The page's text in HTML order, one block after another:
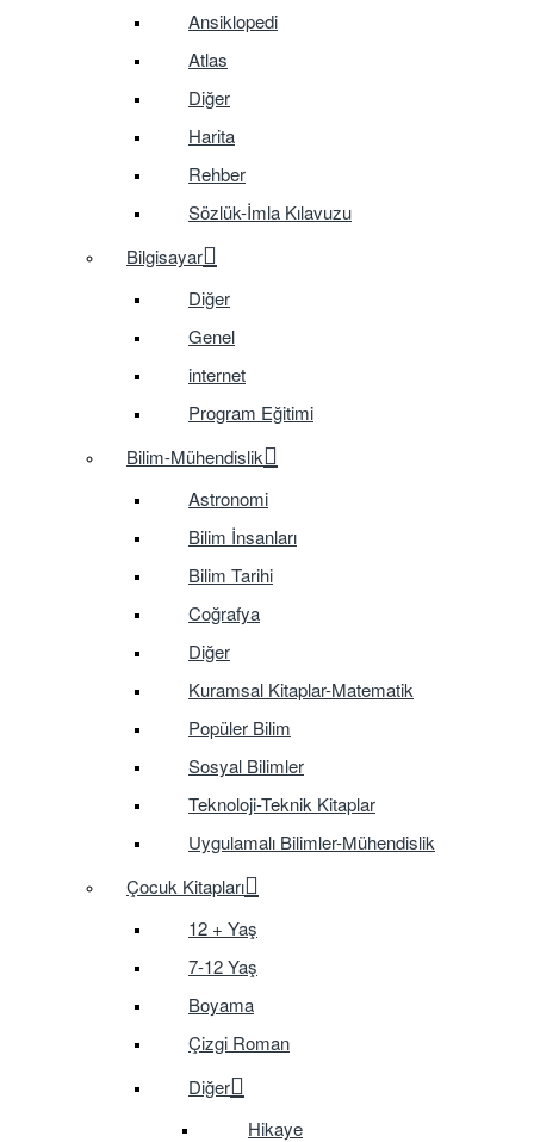
Ansiklopedi
Atlas
Diğer
Harita
Rehber
Sözlük-İmla Kılavuzu
Bilgisayar
Diğer
Genel
internet
Program Eğitimi
Bilim-Mühendislik
Astronomi
Bilim İnsanları
Bilim Tarihi
Coğrafya
Diğer
Kuramsal Kitaplar-Matematik
Popüler Bilim
Sosyal Bilimler
Teknoloji-Teknik Kitaplar
Uygulamalı Bilimler-Mühendislik
Çocuk Kitapları
12 + Yaş
7-12 Yaş
Boyama
Çizgi Roman
Diğer
Hikaye